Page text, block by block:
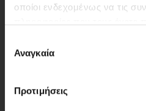
οποίοι ενδεχομένως να τις
των υπηρεσιών τους.
συγκατάθεσης
Αναγκαία
Προτιμήσεις